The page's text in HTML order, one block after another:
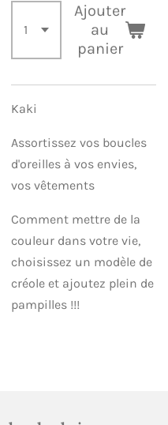
Ajouter
au
panier
Kaki
Assortissez vos boucles
d'oreilles à vos envies,
vos vêtements
Comment mettre de la
couleur dans votre vie,
choisissez un modèle de
créole et ajoutez plein de
pampilles !!!